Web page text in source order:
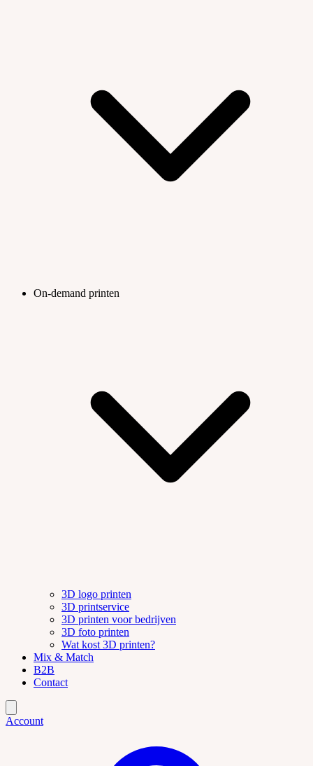
On-demand printen
3D logo printen
3D printservice
3D printen voor bedrijven
3D foto printen
Wat kost 3D printen?
Mix & Match
B2B
Contact
Account